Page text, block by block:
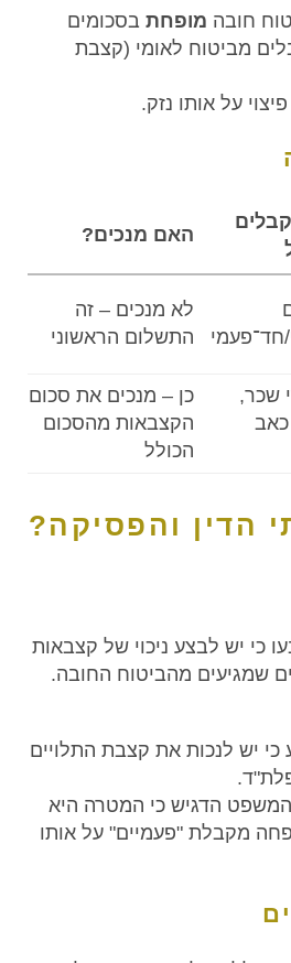
חובה מופחת בסכומים
מביטוח לאומי (קצבת
על אותו נזק.
האם מנכים?
חד־פעמי
לא מנכים – זה
התשלום הראשוני
שכר,
כאב
כן – מנכים את סכום
הקצבאות מהסכום
הכולל
הדין והפסיקה?
כי יש לבצע ניכוי של קצבאות
שמגיעים מהביטוח החובה.
כי יש לנכות את קצבת התלויים
הדגיש כי המטרה היא
מקבלת "פעמיים" על אותו